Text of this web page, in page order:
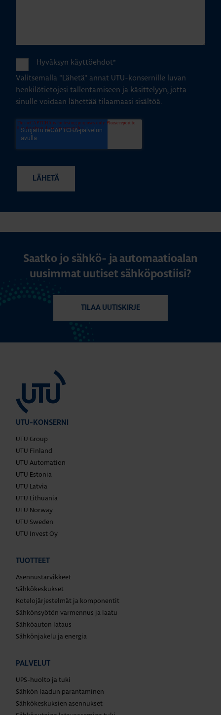
Hyväksyn käyttöehdot*
Valitsemalla "Lähetä" annat UTU-konsernille luvan
henkilötietojesi tallentamiseen ja käsittelyyn, jotta
sinulle voidaan lähettää tilaamaasi sisältöä.
Saatko jo sähkö- ja automaatioalan
uusimmat uutiset sähköpostiisi?
TILAA UUTISKIRJE
UTU-KONSERNI
UTU Group
UTU Finland
UTU Automation
UTU Estonia
UTU Latvia
UTU Lithuania
UTU Norway
UTU Sweden
UTU Invest Oy
TUOTTEET
Asennustarvikkeet
Sähkökeskukset
Kotelojärjestelmät ja komponentit
Sähkönsyötön varmennus ja laatu
Sähköauton lataus
Sähkönjakelu ja energia
PALVELUT
UPS-huolto ja tuki
Sähkön laadun parantaminen
Sähkökeskuksien asennukset